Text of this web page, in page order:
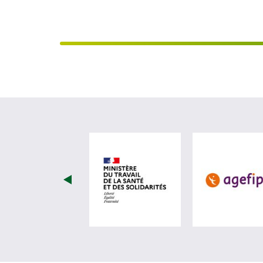
visiter les site de